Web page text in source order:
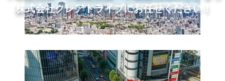
株式会社クレアトライブにお任せください！